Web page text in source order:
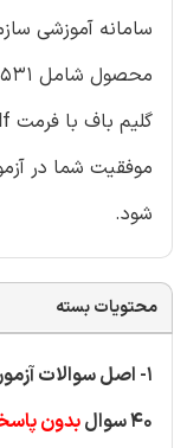
سامانه آموزشی
موفقیت شما در
شود.
محتویات بسته
1- اصل سوالات
40 سوال
بدون